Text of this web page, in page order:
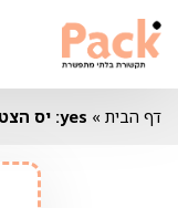
דף הבית » yes: יס הצטרפות, מבצעים, מחירים והטבות